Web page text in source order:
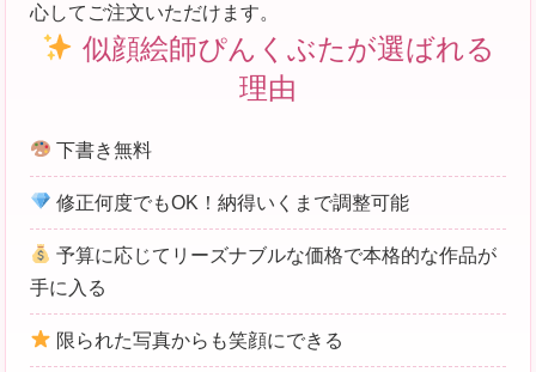
心してご注文いただけます。
似顔絵師ぴんくぶたが選ばれる
理由
下書き無料
修正何度でもOK！納得いくまで調整可能
予算に応じてリーズナブルな価格で本格的な作品が
手に入る
限られた写真からも笑顔にできる